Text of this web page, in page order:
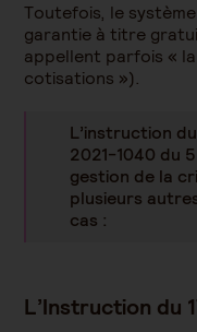
Toutefois, le
garantie à titre
appellent parfois «
cotisations »).
L’instruction
2021-1040 du
gestion de la
plusieurs
cas :
L’Instruction du